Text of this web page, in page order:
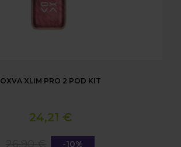
OXVA XLIM PRO 2 POD KIT
24,21 €
-10%